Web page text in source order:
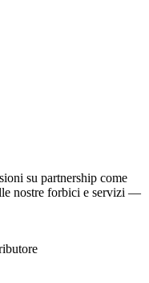
su partnership come
nostre forbici e servizi —